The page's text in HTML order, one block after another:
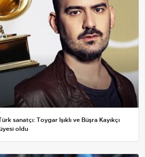
sanatçı: Toygar Işıklı ve Büşra Kayıkçı
oldu